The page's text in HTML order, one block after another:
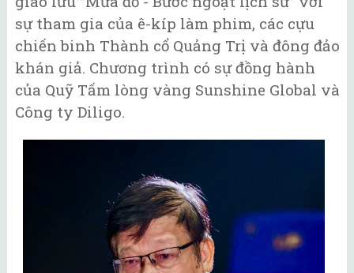
sự tham gia của ê-kíp làm phim, các cựu
chiến binh Thành cổ Quảng Trị và đông đảo
khán giả. Chương trình có sự đồng hành
của Quỹ Tấm lòng vàng Sunshine Global và
Công ty Diligo.